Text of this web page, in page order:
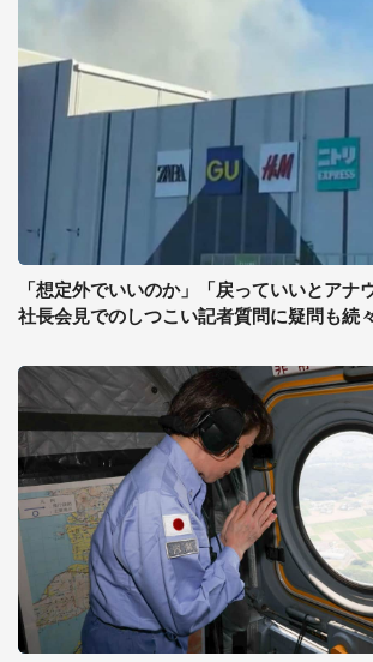
「想定外でいいのか」「戻っていいとアナ
社長会見でのしつこい記者質問に疑問も続